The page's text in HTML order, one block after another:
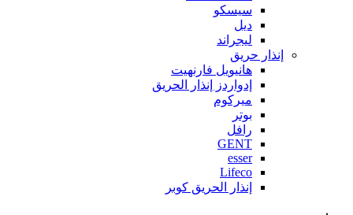
سيسكو
ديل
ليجراند
إنذار حريق
هانيويل فارنهيت
إدواردز إنذار الحريق
ميركوم
بوتر
رافل
GENT
esser
Lifeco
إنذار الحريق كوبر